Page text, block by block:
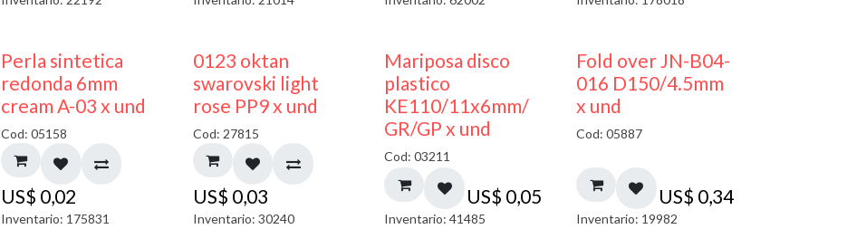
Perla sintetica
redonda 6mm
cream A-03 x und
Cod: 05158
US$ 0,02
Inventario: 175831
0123 oktan
swarovski light
rose PP9 x und
Cod: 27815
US$ 0,03
Inventario: 30240
Mariposa disco
plastico
KE110/11x6mm/
GR/GP x und
Cod: 03211
US$ 0,05
Inventario: 41485
Fold over JN-B04-
016 D150/4.5mm
x und
Cod: 05887
US$ 0,34
Inventario: 19982